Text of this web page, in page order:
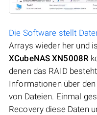
Die Software stellt
Arrays wieder her und
XCubeNAS XN5008R
denen das RAID
Informationen über
von Dateien. Einmal
Recovery diese Daten